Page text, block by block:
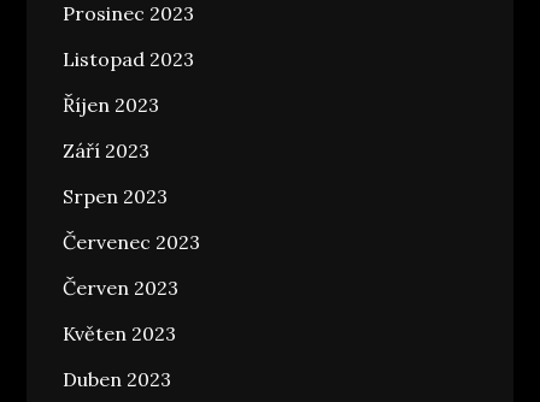
Prosinec 2023
Listopad 2023
Říjen 2023
Září 2023
Srpen 2023
Červenec 2023
Červen 2023
Květen 2023
Duben 2023